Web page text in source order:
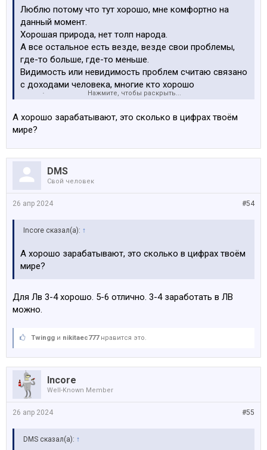
Люблю потому что тут хорошо, мне комфортно на
данный момент.
Хорошая природа, нет толп народа.
А все остальное есть везде, везде свои проблемы,
где-то больше, где-то меньше.
Видимость или невидимость проблем считаю связано
с доходами человека, многие кто хорошо
зарабатывает тут живут и норм им, свой микромир
Ездят отдыхать и тд ;)
Много где был, и несказал бы что видел место где
хотел бы прям жить.
Из Европы, Хорватия самое такое по мне так… Россия
нет, там есть родные, в Пскове и Самаре, ну это пипец
что там, не лучше чем тут уж точно ;)
Кому-то там по кайфу, но это зачастую те кто ездит
на Геликах 63 и живут в Москве, им нормас и Европа
имхо мое мнение основанное на общении с людьми
Нажмите, чтобы раскрыть...
А хорошо зарабатывают, это сколько в цифрах твоём
мире?
DMS
Свой человек
#54
26 апр 2024
Incore сказал(а): ↑
А хорошо зарабатывают, это сколько в цифрах твоём
мире?
Для Лв 3-4 хорошо. 5-6 отлично. 3-4 заработать в ЛВ
можно.
Twingg и nikitaec777нравится это.
Incore
Well-Known Member
#55
26 апр 2024
DMS сказал(а): ↑